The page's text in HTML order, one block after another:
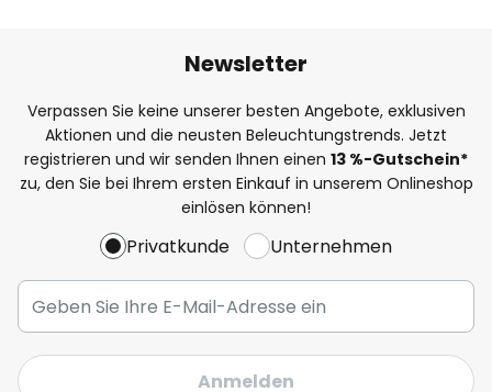
Newsletter
Verpassen Sie keine unserer besten Angebote, exklusiven
Aktionen und die neusten Beleuchtungstrends. Jetzt
registrieren und wir senden Ihnen einen 13 %-Gutschein*
zu, den Sie bei Ihrem ersten Einkauf in unserem Onlineshop
einlösen können!
Privatkunde Unternehmen
Anmelden